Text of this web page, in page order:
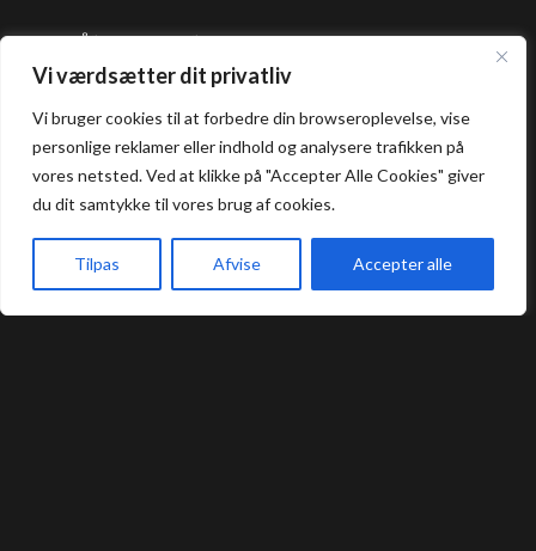
Vi værdsætter dit privatliv
Vi bruger cookies til at forbedre din browseroplevelse, vise
personlige reklamer eller indhold og analysere trafikken på
vores netsted. Ved at klikke på "Accepter Alle Cookies" giver
du dit samtykke til vores brug af cookies.
Tilpas Afvise Accepter alle
Åbningstider
Frokost: 12:00 - 16:00
Aften: 17:00 - 22:00
Køkkenet lukker en halv time før lukketid.
Praktisk